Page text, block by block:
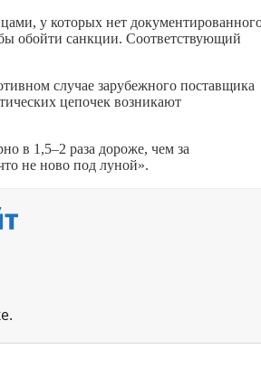
у которых нет
обойти санкции. Соответствующий
случае зарубежного поставщика
цепочек возникают
в 1,5–2 раза дороже, чем за
не ново под луной».